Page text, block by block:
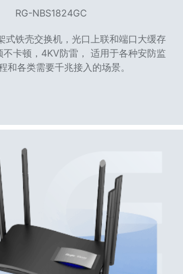
RG-NBS1824GC
式铁壳交换机，光口上联和端口大缓存
卡顿，4KV防雷， 适用于各种安防监
和各类需要千兆接入的场景。